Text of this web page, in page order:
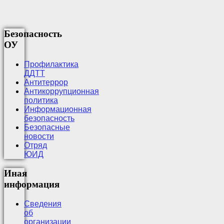
Безопасность
ОУ
Профилактика
ДДТТ
Антитеррор
Антикоррупционная
политика
Информационная
безопасность
Безопасные
новости
Отряд
ЮИД
Иная
информация
Сведения
об
организации